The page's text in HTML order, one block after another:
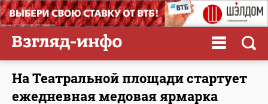
На Театральной площади стартует
ежедневная медовая ярмарка